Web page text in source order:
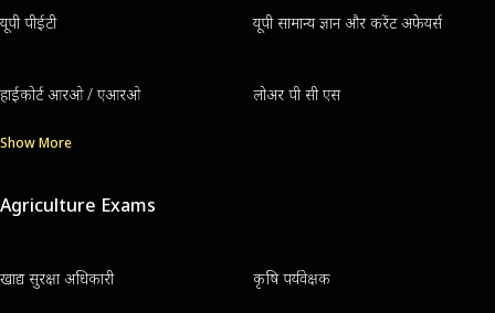
यूपी पीईटी यूपी सामान्य ज्ञान और करेंट अफेयर्स
हाईकोर्ट आरओ / एआरओ लोअर पी सी एस
Show More
Agriculture Exams
खाद्य सुरक्षा अधिकारी कृषि पर्यवेक्षक